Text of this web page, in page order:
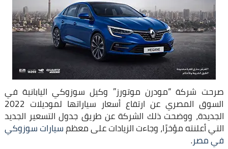
صرحت شركة “مودرن موتورز” وكيل سوزوكي اليابانية في
السوق المصري عن ارتفاع أسعار سياراتها لموديلات 2022
الجديدة، ووضحت ذلك الشركة عن طريق جدول التسعير الجديد
التي أعلنته مؤخرًا، وجاءت الزيادات على معظمسيارات سوزوكي
في مصر.